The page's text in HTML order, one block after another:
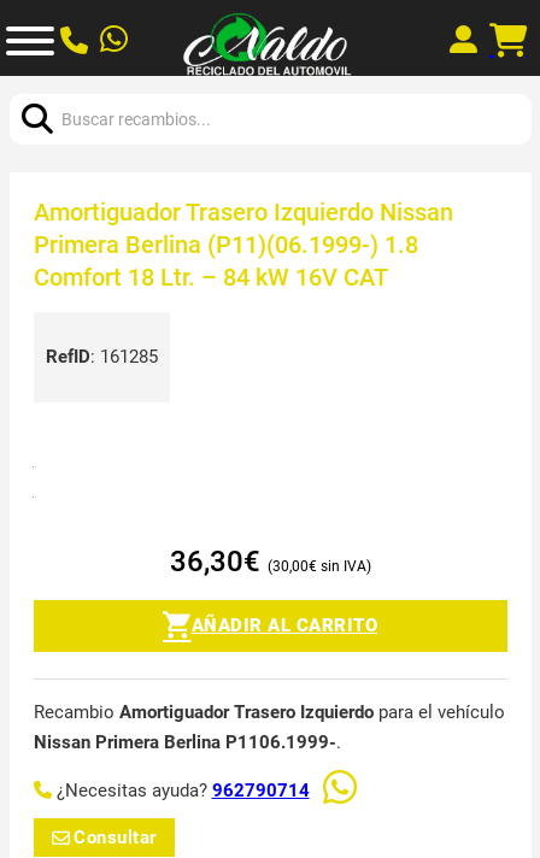
Amortiguador Trasero Izquierdo Nissan
Primera Berlina (P11)(06.1999-) 1.8
Comfort 18 Ltr. – 84 kW 16V CAT
RefID: 161285
36,30€ 30,00€
AÑADIR AL CARRITO
Recambio Amortiguador Trasero Izquierdopara el vehículo
Nissan Primera Berlina P1106.1999-.
¿Necesitas ayuda? 962790714
Consultar